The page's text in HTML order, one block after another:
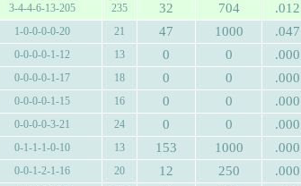
3-4-4-6-13-205 235 32 704 .012
1-0-0-0-0-20 21 47 1000 .047
0-0-0-0-1-12 13 0 0 .000
0-0-0-0-1-17 18 0 0 .000
0-0-0-0-1-15 16 0 0 .000
0-0-0-0-3-21 24 0 0 .000
0-1-1-1-0-10 13 153 1000 .000
0-0-1-2-1-16 20 12 250 .000